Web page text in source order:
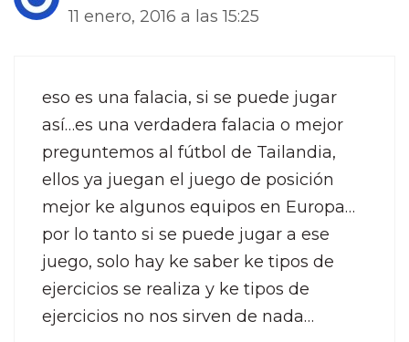
11 enero, 2016 a las 15:25
eso es una falacia, si se puede jugar
así…es una verdadera falacia o mejor
preguntemos al fútbol de Tailandia,
ellos ya juegan el juego de posición
mejor ke algunos equipos en Europa…
por lo tanto si se puede jugar a ese
juego, solo hay ke saber ke tipos de
ejercicios se realiza y ke tipos de
ejercicios no nos sirven de nada…